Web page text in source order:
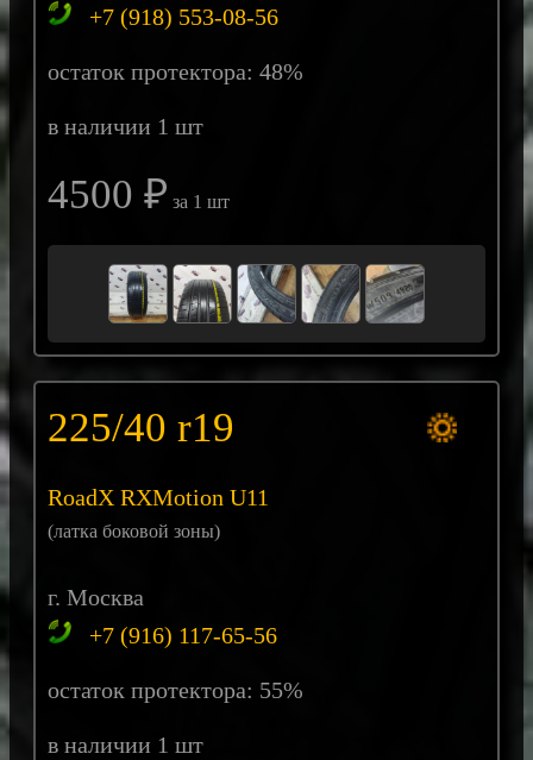
+7 (918) 553-08-56
остаток протектора: 48%
в наличии 1 шт
4500 ₽ за 1 шт
225/40 r19
RoadX RXMotion U11
(латка боковой зоны)
г. Москва
+7 (916) 117-65-56
остаток протектора: 55%
в наличии 1 шт